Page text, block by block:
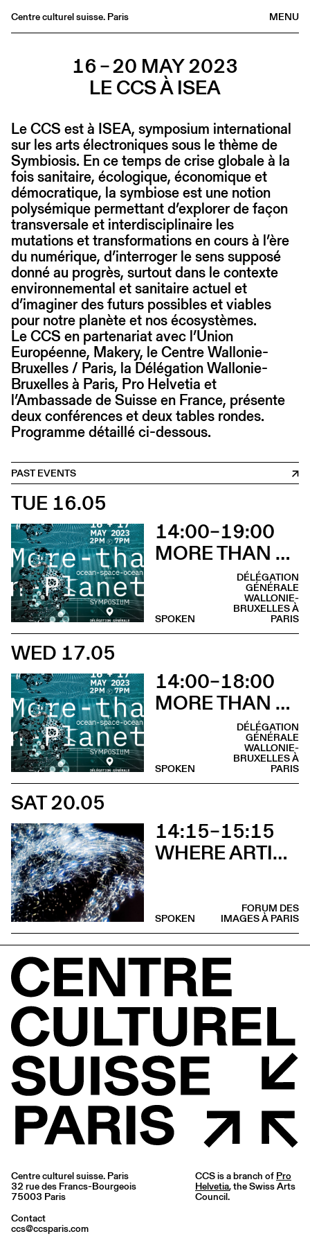
MENU
Centre culturel suisse. Paris
Medias
Publications
About
FR/EN
16 – 20 MAY 2023
LE CCS À ISEA
Le CCS est à ISEA, symposium international
sur les arts électroniques sous le thème de
Symbiosis. En ce temps de crise globale à la
fois sanitaire, écologique, économique et
démocratique, la symbiose est une notion
polysémique permettant d’explorer de façon
transversale et interdisciplinaire les
mutations et transformations en cours à l’ère
du numérique, d’interroger le sens supposé
donné au progrès, surtout dans le contexte
environnemental et sanitaire actuel et
d’imaginer des futurs possibles et viables
pour notre planète et nos écosystèmes.
Le CCS en partenariat avec l’Union
Européenne, Makery, le Centre Wallonie-
Bruxelles / Paris, la Délégation Wallonie-
Bruxelles à Paris, Pro Helvetia et
l’Ambassade de Suisse en France, présente
deux conférences et deux tables rondes.
Programme détaillé ci-dessous.
PAST EVENTS
TUE 16.05
14:00–19:00
MORE THAN PLANET : OCEAN-SPACE-OCEAN EDITION
DÉLÉGATION
GÉNÉRALE
WALLONIE-
BRUXELLES À
PARIS
SPOKEN
WED 17.05
14:00–18:00
MORE THAN PLANET : OCEAN-SPACE-OCEAN EDITION
DÉLÉGATION
GÉNÉRALE
WALLONIE-
BRUXELLES À
PARIS
SPOKEN
SAT 20.05
14:15–15:15
WHERE ARTISTS AND SCIENTISTS MEET – ON ARTISTIC RESEARCH AND SCIENTIFIC CREATIVITY
FORUM DES
IMAGES À PARIS
SPOKEN
Centre culturel suisse. Paris
32 rue des Francs-Bourgeois
75003 Paris
Contact
ccs@ccsparis.com
CCS is a branch of Pro
Helvetia, the Swiss Arts
Council.